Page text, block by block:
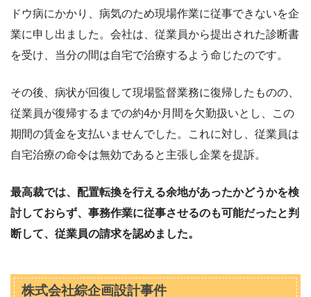
ドウ病にかかり、病気のため現場作業に従事できないを企
業に申し出ました。会社は、従業員から提出された診断書
を受け、当分の間は自宅で治療するよう命じたのです。
その後、病状が回復して現場監督業務に復帰したものの、
従業員が復帰するまでの約4か月間を欠勤扱いとし、この
期間の賃金を支払いませんでした。これに対し、従業員は
自宅治療の命令は無効であると主張し企業を提訴。
最高裁では、配置転換を行える余地があったかどうかを検
討しておらず、事務作業に従事させるのも可能だったと判
断して、従業員の請求を認めました。
株式会社綜企画設計事件